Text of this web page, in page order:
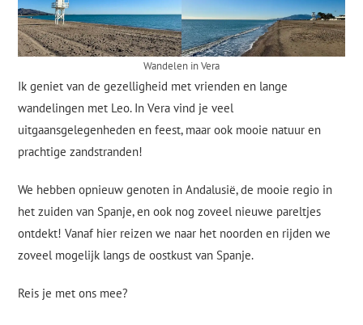
Wandelen in Vera
Ik geniet van de gezelligheid met vrienden en lange
wandelingen met Leo. In Vera vind je veel
uitgaansgelegenheden en feest, maar ook mooie natuur en
prachtige zandstranden!
We hebben opnieuw genoten in Andalusië, de mooie regio in
het zuiden van Spanje, en ook nog zoveel nieuwe pareltjes
ontdekt! Vanaf hier reizen we naar het noorden en rijden we
zoveel mogelijk langs de oostkust van Spanje.
Reis je met ons mee?